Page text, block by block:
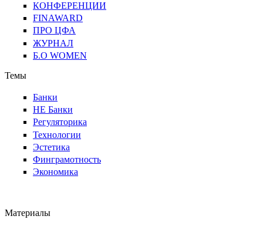
КОНФЕРЕНЦИИ
FINAWARD
ПРО ЦФА
ЖУРНАЛ
Б.О WOMEN
Темы
Банки
НЕ Банки
Регуляторика
Технологии
Эстетика
Финграмотность
Экономика
Материалы